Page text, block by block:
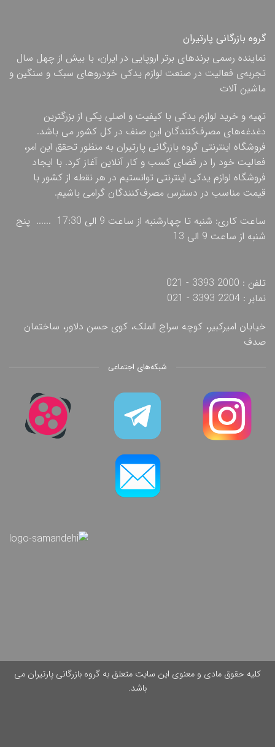
گروه بازرگانی پارتیران
نماینده رسمی برندهای برتر اروپایی در ایران، با بیش از چهل سال
تجربه‌ی فعالیت در صنعت لوازم یدکی خودروهای سبک و سنگین و
ماشین آلات
تهیه و خرید لوازم یدکی با کیفیت و اصلی یکی از بزرگترین
دغدغه‌های مصرف‌کنندگان این صنف در کل کشور می باشد.
فروشگاه اینترنتی گروه بازرگانی پارتیران به منظور تحقق این امر،
فعالیت خود را در فضای کسب و کار آنلاین آغاز کرد. با ایجاد
فروشگاه لوازم یدکی اینترنتی توانستیم در هر نقطه از کشور با
قیمت مناسب در دسترس مصرف‌کنندگان گرامی باشیم.
ساعت کاری: شنبه تا چهارشنبه از ساعت 9 الی 17:30 ...... پنج
شنبه از ساعت 9 الی 13
تلفن : 2000 3393 - 021
نمابر : 2204 3393 - 021
خیابان امیرکبیر، کوچه سراج الملک، کوی حسن دلاور، ساختمان
صدف
شبکه‌های اجتماعی
کلیه حقوق مادی و معنوی این سایت متعلق به گروه بازرگانی پارتیران می
باشد.